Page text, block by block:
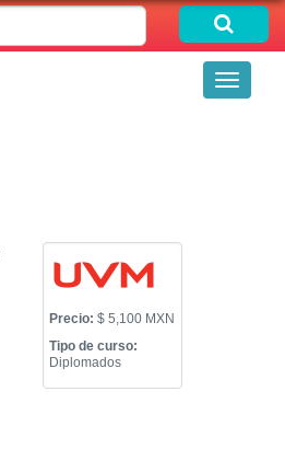
Toggle
Precio: $ 5,100 MXN
Tipo de curso:
Diplomados